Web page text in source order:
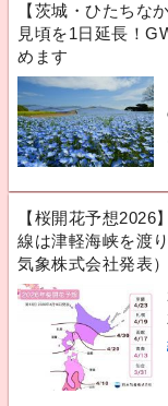
【茨城・ひたちな
見頃を1日延長！
めます
【桜開花予想
線は津軽海峡を渡
気象株式会社発表）